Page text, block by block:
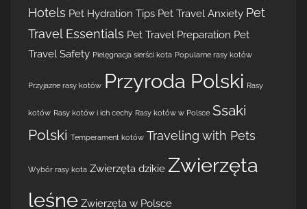
Hotels Pet Hydration Tips Pet Travel Anxiety Pet
Travel Essentials Pet Travel Preparation Pet
Travel Safety Pielęgnacja sierści kota Popularne rasy kotów
Przyjazne rasy kotów Przyroda Polski Rasy
kotów Rasy kotów i ich cechy Rasy kotów w Polsce Ssaki
Polski Temperament kotów Traveling with Pets
Wybór rasy kota Zwierzęta dzikie Zwierzęta
leśne Zwierzęta w Polsce